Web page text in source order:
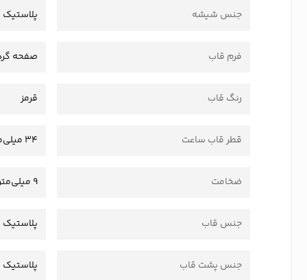
جنس شیشه
فرم قاب صفحه
رنگ قاب قرمز
قطر قاب ساعت 34 میلی‌متر
ضخامت 9 میلی‌متر
جنس قاب
جنس پشت قاب پلاستیک